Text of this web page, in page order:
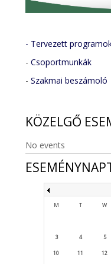
- Tervezett
-Csoportmunkák
-Szakmai beszámoló
KÖZELGŐ
No events
M T W
3 4 5
10 11 12